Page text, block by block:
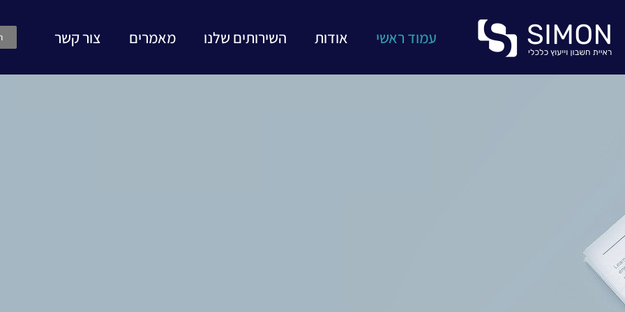
עמוד ראשי אודות השירותים שלנו מאמרים צור קשר